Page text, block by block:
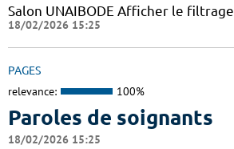
Salon UNAIBODE Afficher le filtrage
18/02/2026 15:25
PAGES
relevance: 100%
Paroles de soignants
18/02/2026 15:25